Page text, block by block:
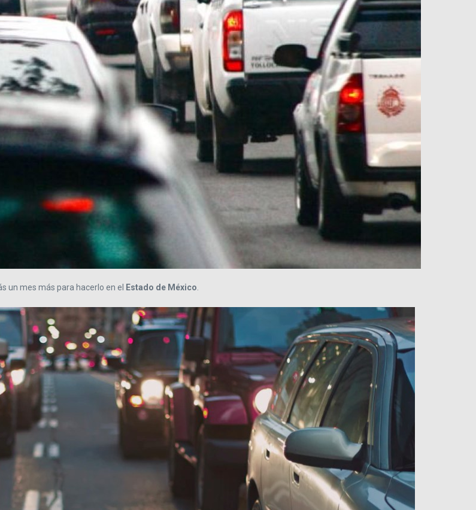
un mes más para hacerlo en el Estado de México.